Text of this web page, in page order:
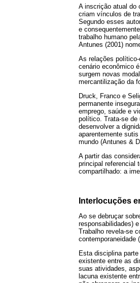
A inscrição atual do
criam vínculos de
Segundo esses
e
trabalho humano
Antunes (2001)
As relações
cenário econômico
surgem novas
mercantilização da
Druck, Franco e
permanente
emprego, saúde e
político. Trata-se de
desenvolver a
aparentemente
mundo (Antunes &
A partir das
principal referencial
compartilhado: a
Interlocuções
Ao se debruçar
responsabilidades)
Trabalho revela-se
contemporaneidade
Esta disciplina
existente entre as
suas atividades,
lacuna existente